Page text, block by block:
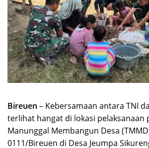
Bireuen – Kebersamaan antara TNI
terlihat hangat di lokasi pelaksanaan
Manunggal Membangun Desa
0111/Bireuen di Desa Jeumpa